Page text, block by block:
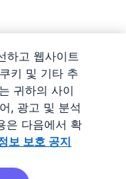
.
하고 웹사이트
키 및 기타 추
귀하의 사이
, 광고 및 분석
은 다음에서 확
보 보호 공지